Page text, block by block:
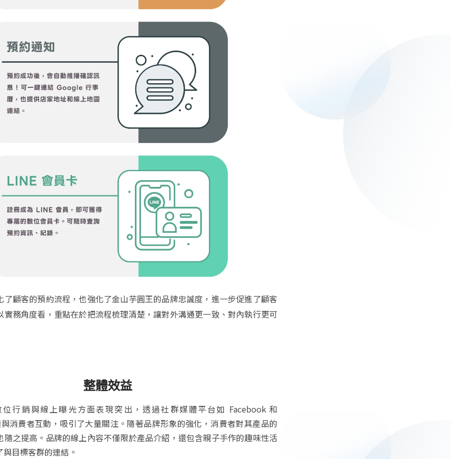
了顧客的預約流程，也強化了金山芋圓王的品牌忠誠度，進一步促進了顧客
實務角度看，重點在於把流程梳理清楚，讓對外溝通更一致、對內執行更可
整體效益
行銷與線上曝光方面表現突出，透過社群媒體平台如 Facebook 和
消費者互動，吸引了大量關注。隨著品牌形象的強化，消費者對其產品的
隨之提高。品牌的線上內容不僅限於產品介紹，還包含親子手作的趣味性活
目標客群的連結。